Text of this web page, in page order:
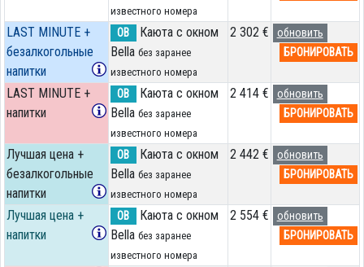
известного номера
LAST MINUTE +
безалкогольные
напитки
OB
Каюта с окном
Bella без заранее
известного номера
2 302 €
обновить
БРОНИРОВАТЬ
LAST MINUTE +
напитки
OB
Каюта с окном
Bella без заранее
известного номера
2 414 €
обновить
БРОНИРОВАТЬ
Лучшая цена +
безалкогольные
напитки
OB
Каюта с окном
Bella без заранее
известного номера
2 442 €
обновить
БРОНИРОВАТЬ
Лучшая цена +
напитки
OB
Каюта с окном
Bella без заранее
известного номера
2 554 €
обновить
БРОНИРОВАТЬ